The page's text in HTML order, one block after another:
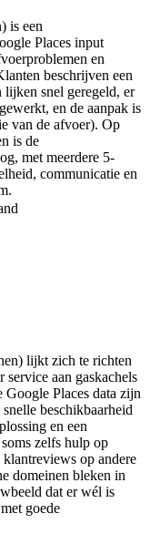
is een
Places input
en
beschrijven een
lijken snel geregeld, er
en de aanpak is
van de afvoer). Op
is de
met meerdere 5-
communicatie en
lijkt zich te richten
aan gaskachels
Google Places data zijn
beschikbaarheid
en een
zelfs hulp op
op andere
domeinen bleken in
dat er wél is
goede